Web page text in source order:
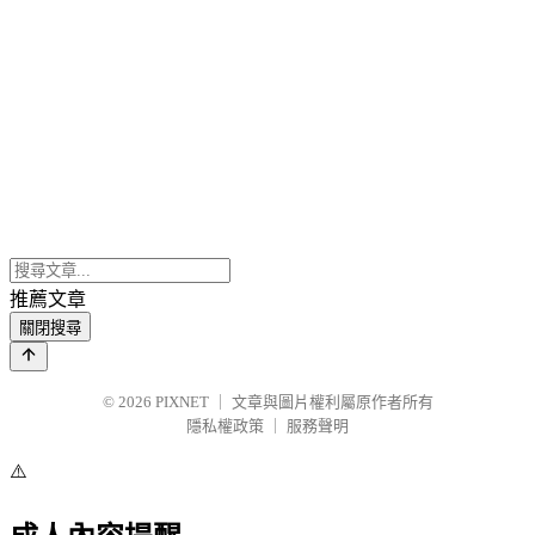
推薦文章
關閉搜尋
© 2026 PIXNET
文章與圖片權利屬原作者所有
隱私權政策
服務聲明
⚠️